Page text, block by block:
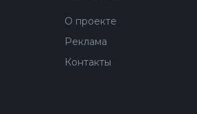
О проекте
Реклама
Контакты